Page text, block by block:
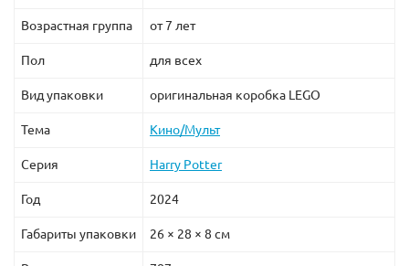
Возрастная группа от 7 лет
Пол для всех
Вид упаковки оригинальная коробка LEGO
Тема Кино/Мульт
Серия Harry Potter
Год 2024
Габариты упаковки 26 × 28 × 8 см